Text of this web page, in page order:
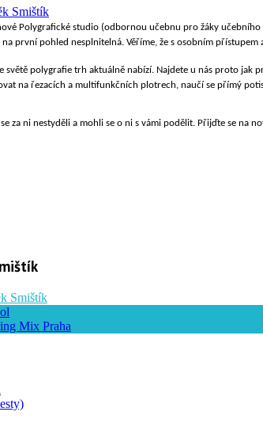
Smištík
Polygrafické studio (odbornou učebnu pro žáky
první pohled nesplnitelná. Věříme, že s osobním
světě polygrafie trh aktuálně nabízí. Najdete u nás proto
na řezacích a multifunkčních plotrech, naučí se přímý
za ni nestyděli a mohli se o ni s vámi podělit. Přijďte se
Smištík
Mix Praha